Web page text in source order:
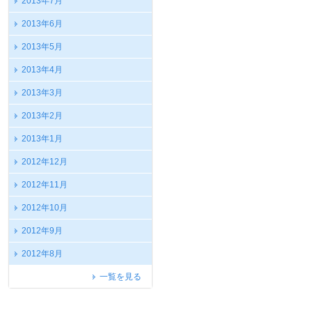
2013年6月
2013年5月
2013年4月
2013年3月
2013年2月
2013年1月
2012年12月
2012年11月
2012年10月
2012年9月
2012年8月
一覧を見る